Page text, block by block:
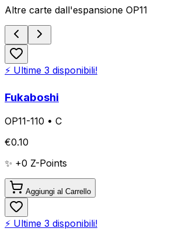
Altre carte dall'espansione OP11
⚡ Ultime 3 disponibili!
Fukaboshi
OP11-110 • C
€0.10
✨ +0 Z-Points
Aggiungi al Carrello
⚡ Ultime 3 disponibili!